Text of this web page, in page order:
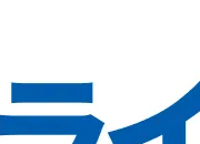
とがあります。